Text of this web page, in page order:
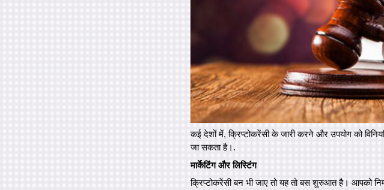
कई देशों में, क्रिप्टोकरेंसी के जारी करने और उपयोग को
जा सकता है।.
मार्केटिंग और लिस्टिंग
क्रिप्टोकरेंसी बन भी जाए तो यह तो बस शुरुआत है। आपको